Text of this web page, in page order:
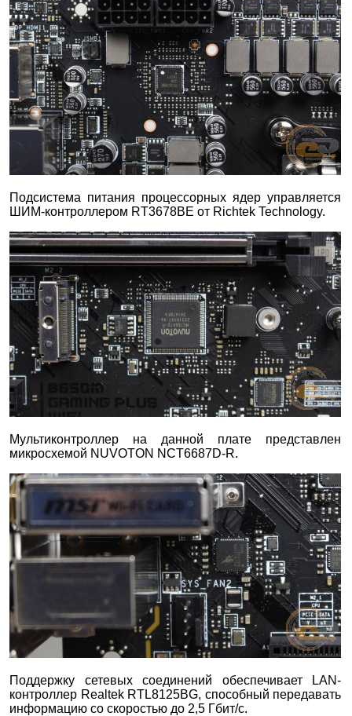
Подсистема питания процессорных ядер управляется
ШИМ-контроллером RT3678BE от Richtek Technology.
Мультиконтроллер на данной плате представлен
микросхемой NUVOTON NCT6687D-R.
Поддержку сетевых соединений обеспечивает LAN-
контроллер Realtek RTL8125BG, способный передавать
информацию со скоростью до 2,5 Гбит/с.